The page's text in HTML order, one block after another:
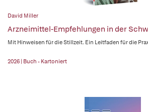
David Miller
Arzneimittel-Empfehlungen in der
Mit Hinweisen für die Stillzeit. Ein Leitfaden für die
2026 | Buch - Kartoniert